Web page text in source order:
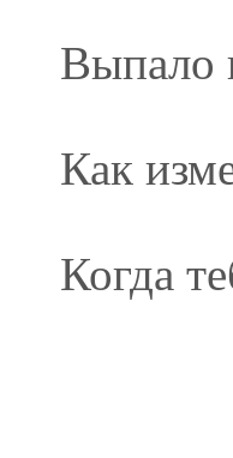
Выпало
Как
Когда